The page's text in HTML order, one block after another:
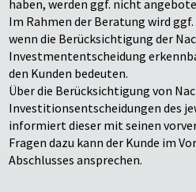
haben, werden ggf. nicht
Im Rahmen der Beratung wird
wenn die Berücksichtigung der
Investmententscheidung
den Kunden bedeuten.
Über die Berücksichtigung von
Investitionsentscheidungen des
informiert dieser mit seinen
Fragen dazu kann der Kunde im
Abschlusses ansprechen.